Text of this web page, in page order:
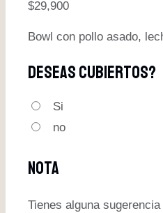
$29,900
Bowl con pollo asado,
Deseas Cubiertos?
Si
no
Nota
Tienes alguna